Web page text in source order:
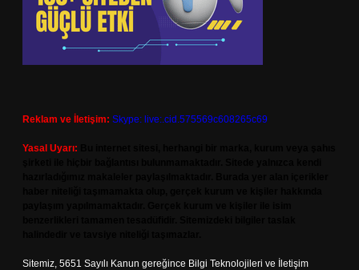
Reklam ve İletişim: Skype: live:.cid.575569c608265c69
Yasal Uyarı:
Sitemiz, 5651 Sayılı Kanun gereğince Bilgi Teknolojileri ve İletişim